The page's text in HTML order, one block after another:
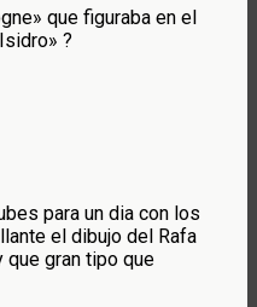
que figuraba en el
?
para un dia con los
el dibujo del Rafa
que gran tipo que